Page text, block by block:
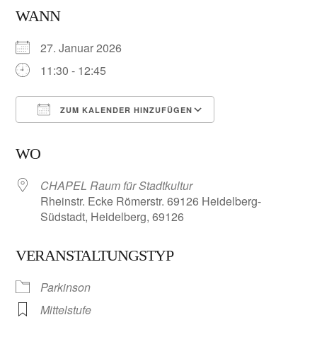
WANN
27. Januar 2026
11:30 - 12:45
ZUM KALENDER HINZUFÜGEN
WO
CHAPEL Raum für Stadtkultur
Rheinstr. Ecke Römerstr. 69126 Heidelberg-
Südstadt, Heidelberg, 69126
VERANSTALTUNGSTYP
Parkinson
Mittelstufe